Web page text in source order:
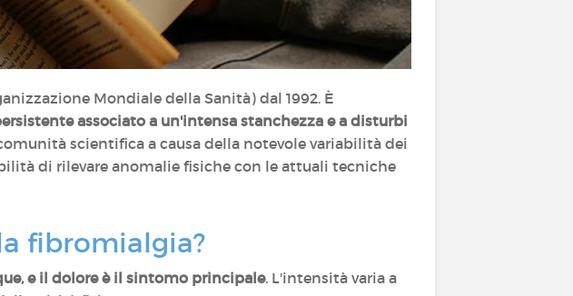
Mondiale della Sanità) dal 1992. È
associato a un'intensa stanchezza e a disturbi
scientifica a causa della notevole variabilità dei
di rilevare anomalie fisiche con le attuali tecniche
fibromialgia?
e il dolore è il sintomo principale. L'intensità varia a